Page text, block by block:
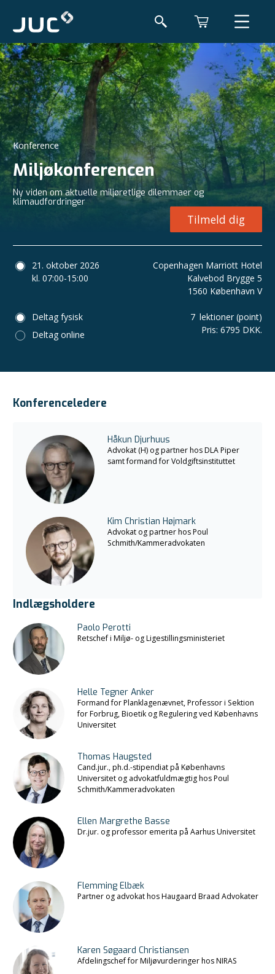
Konference
Miljøkonferencen
Ny viden om aktuelle miljøretlige dilemmaer og
klimaudfordringer
Tilmeld dig
21. oktober 2026
kl. 07:00-15:00
Copenhagen Marriott Hotel
Kalvebod Brygge 5
1560 København V
Deltag fysisk
Deltag online
7 lektioner (point)
Pris: 6795 DKK.
Konferenceledere
Håkun Djurhuus
Advokat (H) og partner hos DLA Piper
samt formand for Voldgiftsinstituttet
Kim Christian Højmark
Advokat og partner hos Poul
Schmith/Kammeradvokaten
Indlægsholdere
Paolo Perotti
Retschef i Miljø- og Ligestillingsministeriet
Helle Tegner Anker
Formand for Planklagenævnet, Professor i Sektion
for Forbrug, Bioetik og Regulering ved Københavns
Universitet
Thomas Haugsted
Cand.jur., ph.d.-stipendiat på Københavns
Universitet og advokatfuldmægtig hos Poul
Schmith/Kammeradvokaten
Ellen Margrethe Basse
Dr.jur. og professor emerita på Aarhus Universitet
Flemming Elbæk
Partner og advokat hos Haugaard Braad Advokater
Karen Søgaard Christiansen
Afdelingschef for Miljøvurderinger hos NIRAS